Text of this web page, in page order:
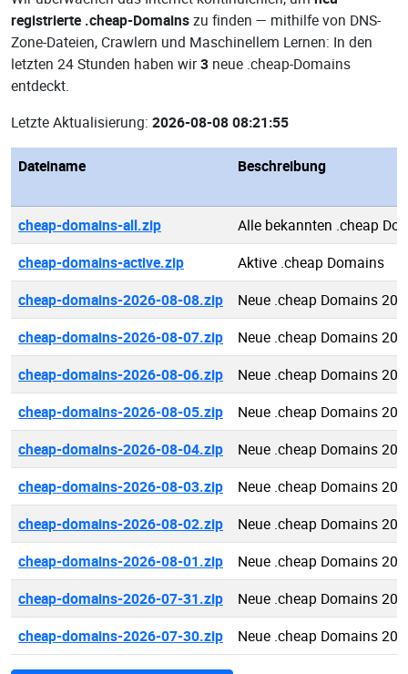
registrierte .cheap-Domainszu finden — mithilfe von DNS-
Zone-Dateien, Crawlern und Maschinellem Lernen: In den
letzten 24 Stunden haben wir3 neue .cheap-Domains
entdeckt.
Letzte Aktualisierung: 2026-08-08 08:21:55
Dateiname Beschreibung
cheap-domains-all.zip
Alle bekannten .cheap
cheap-domains-active.zip
Aktive .cheap Domains
cheap-domains-2026-08-08.zip
Neue .cheap Domains
cheap-domains-2026-08-07.zip
Neue .cheap Domains
cheap-domains-2026-08-06.zip
Neue .cheap Domains
cheap-domains-2026-08-05.zip
Neue .cheap Domains
cheap-domains-2026-08-04.zip
Neue .cheap Domains
cheap-domains-2026-08-03.zip
Neue .cheap Domains
cheap-domains-2026-08-02.zip
Neue .cheap Domains
cheap-domains-2026-08-01.zip
Neue .cheap Domains
cheap-domains-2026-07-31.zip
Neue .cheap Domains
cheap-domains-2026-07-30.zip
Neue .cheap Domains